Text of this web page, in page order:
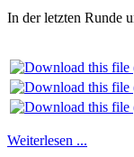
In der letzten Runde
Weiterlesen ...